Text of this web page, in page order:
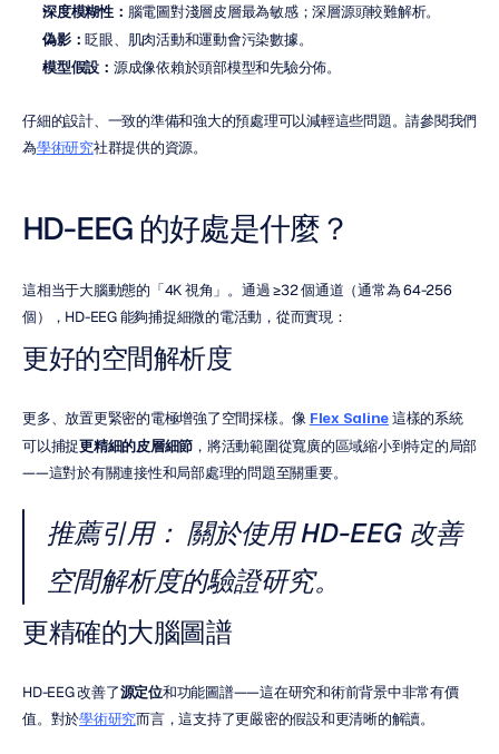
深度模糊性： 腦電圖對淺層皮層最為敏感；深層源頭較難解析。
偽影：眨眼、肌肉活動和運動會污染數據。
模型假設： 源成像依賴於頭部模型和先驗分佈。
仔細的設計、一致的準備和強大的預處理可以減輕這些問題。請參閱我們
為學術研究社群提供的資源。
HD-EEG 的好處是什麼？
這相当于大腦動態的「4K 視角」。通過 ≥32 個通道（通常為 64-256
個），HD-EEG 能夠捕捉細微的電活動，從而實現：
更好的空間解析度
更多、放置更緊密的電極增強了空間採樣。像 Flex Saline 這樣的系統
可以捕捉更精細的皮層細節 ，將活動範圍從寬廣的區域縮小到特定的局部
——這對於有關連接性和局部處理的問題至關重要。
推薦引用： 關於使用 HD-EEG 改善
空間解析度的驗證研究。
更精確的大腦圖譜
HD-EEG 改善了源定位和功能圖譜——這在研究和術前背景中非常有價
值。對於學術研究而言，這支持了更嚴密的假設和更清晰的解讀。